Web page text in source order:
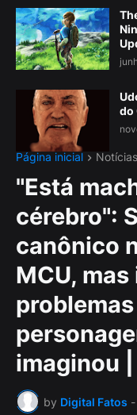
do
Página inicial
"Está
cérebro":
canônico
MCU,
imaginou
by Digital Fatos -